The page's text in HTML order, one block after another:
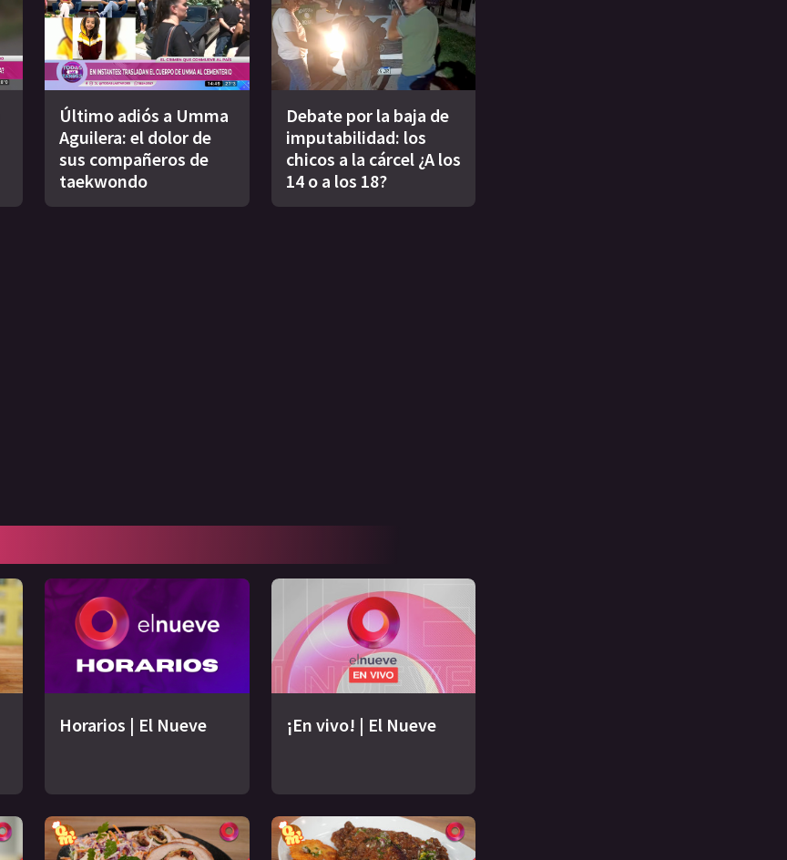
Último adiós a Umma
Aguilera: el dolor de
sus compañeros de
taekwondo
Debate por la baja de
imputabilidad: los
chicos a la cárcel ¿A los
14 o a los 18?
Horarios | El Nueve ¡En vivo! | El Nueve